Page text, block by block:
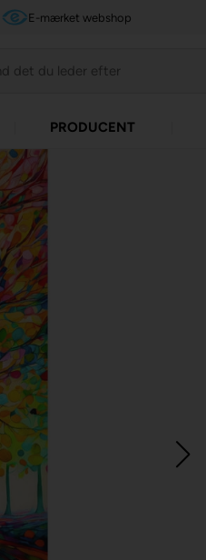
E-mærket webshop
PRODUCENT